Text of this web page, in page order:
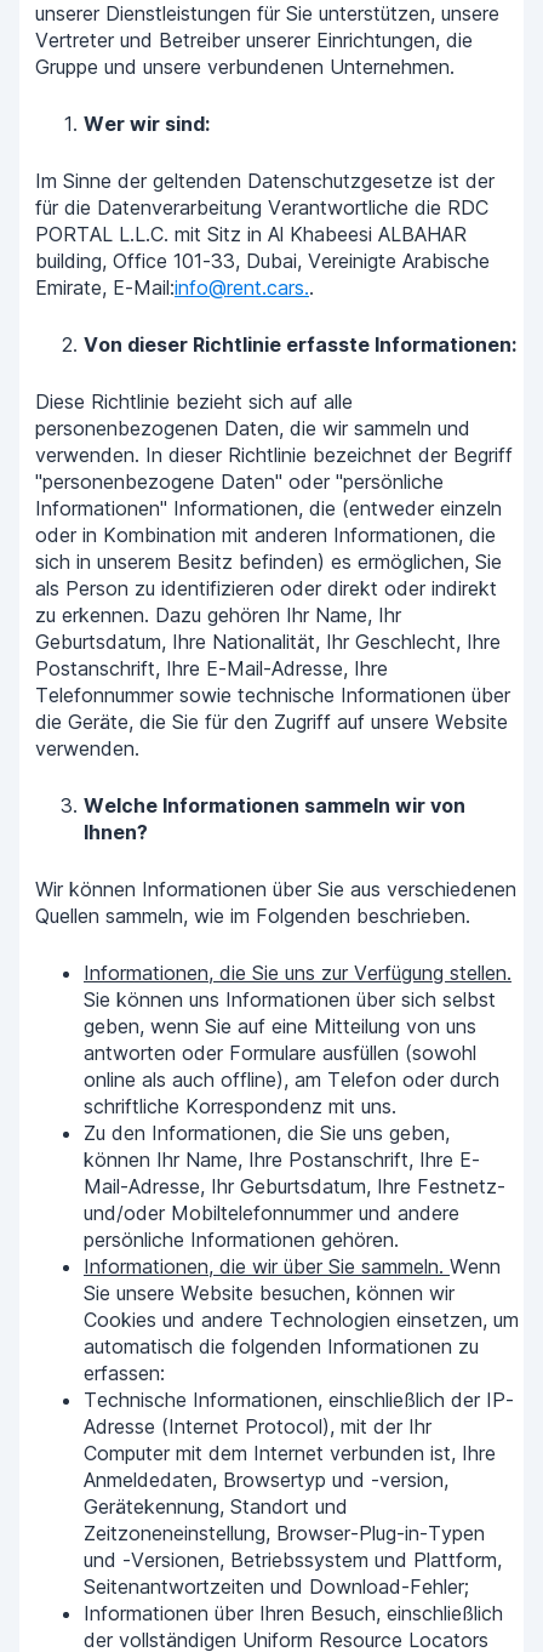
unserer Dienstleistungen für Sie unterstützen, unsere
Vertreter und Betreiber unserer Einrichtungen, die
Gruppe und unsere verbundenen Unternehmen.
Wer wir sind:
Im Sinne der geltenden Datenschutzgesetze ist der
für die Datenverarbeitung Verantwortliche die RDC
PORTAL L.L.C. mit Sitz in Al Khabeesi ALBAHAR
building, Office 101-33, Dubai, Vereinigte Arabische
Emirate, E-Mail:info@rent.cars..
Von dieser Richtlinie erfasste Informationen:
Diese Richtlinie bezieht sich auf alle
personenbezogenen Daten, die wir sammeln und
verwenden. In dieser Richtlinie bezeichnet der Begriff
"personenbezogene Daten" oder "persönliche
Informationen" Informationen, die (entweder einzeln
oder in Kombination mit anderen Informationen, die
sich in unserem Besitz befinden) es ermöglichen, Sie
als Person zu identifizieren oder direkt oder indirekt
zu erkennen. Dazu gehören Ihr Name, Ihr
Geburtsdatum, Ihre Nationalität, Ihr Geschlecht, Ihre
Postanschrift, Ihre E-Mail-Adresse, Ihre
Telefonnummer sowie technische Informationen über
die Geräte, die Sie für den Zugriff auf unsere Website
verwenden.
Welche Informationen sammeln wir von
Ihnen?
Wir können Informationen über Sie aus verschiedenen
Quellen sammeln, wie im Folgenden beschrieben.
Informationen, die Sie uns zur Verfügung stellen.
Sie können uns Informationen über sich selbst
geben, wenn Sie auf eine Mitteilung von uns
antworten oder Formulare ausfüllen (sowohl
online als auch offline), am Telefon oder durch
schriftliche Korrespondenz mit uns.
Zu den Informationen, die Sie uns geben,
können Ihr Name, Ihre Postanschrift, Ihre E-
Mail-Adresse, Ihr Geburtsdatum, Ihre Festnetz-
und/oder Mobiltelefonnummer und andere
persönliche Informationen gehören.
Informationen, die wir über Sie sammeln. Wenn
Sie unsere Website besuchen, können wir
Cookies und andere Technologien einsetzen, um
automatisch die folgenden Informationen zu
erfassen:
Technische Informationen, einschließlich der IP-
Adresse (Internet Protocol), mit der Ihr
Computer mit dem Internet verbunden ist, Ihre
Anmeldedaten, Browsertyp und -version,
Gerätekennung, Standort und
Zeitzoneneinstellung, Browser-Plug-in-Typen
und -Versionen, Betriebssystem und Plattform,
Seitenantwortzeiten und Download-Fehler;
Informationen über Ihren Besuch, einschließlich
der vollständigen Uniform Resource Locators